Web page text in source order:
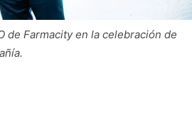
de Farmacity en la celebración de